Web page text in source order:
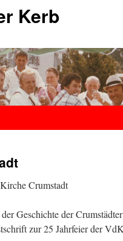
Kerb
Kirche Crumstadt
Geschichte der
zur 25 Jahrfeier der